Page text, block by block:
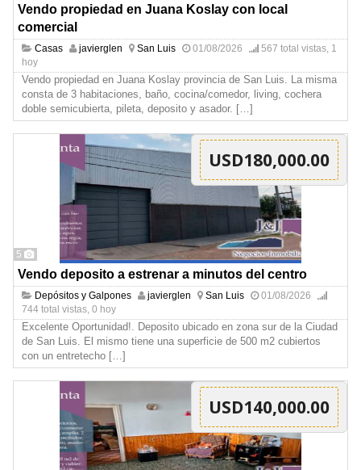
Vendo propiedad en Juana Koslay con local
comercial
Casas javierglen San Luis 01/08/2026
567 total vistas, 1
hoy
Vendo propiedad en Juana Koslay provincia de San Luis. La misma
consta de 3 habitaciones, baño, cocina/comedor, living, cochera
doble semicubierta, pileta, deposito y asador. […]
5
USD180,000.00
Vendo deposito a estrenar a minutos del centro
Depósitos y Galpones javierglen San Luis
01/08/2026
744 total vistas, 0 hoy
Excelente Oportunidad!. Deposito ubicado en zona sur de la Ciudad
de San Luis. El mismo tiene una superficie de 500 m2 cubiertos
con un entretecho […]
USD140,000.00